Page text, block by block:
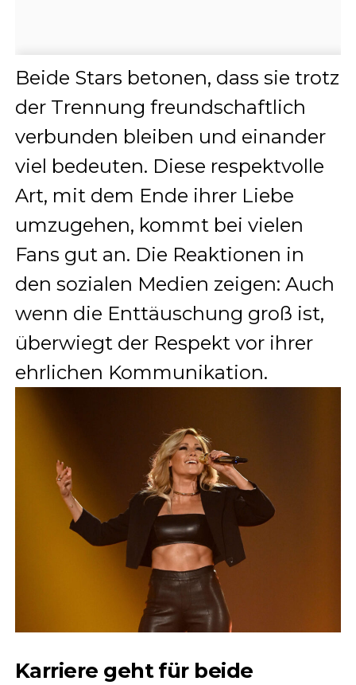
Beide Stars betonen, dass sie trotz
der Trennung freundschaftlich
verbunden bleiben und einander
viel bedeuten. Diese respektvolle
Art, mit dem Ende ihrer Liebe
umzugehen, kommt bei vielen
Fans gut an. Die Reaktionen in
den sozialen Medien zeigen: Auch
wenn die Enttäuschung groß ist,
überwiegt der Respekt vor ihrer
ehrlichen Kommunikation.
Karriere geht für beide